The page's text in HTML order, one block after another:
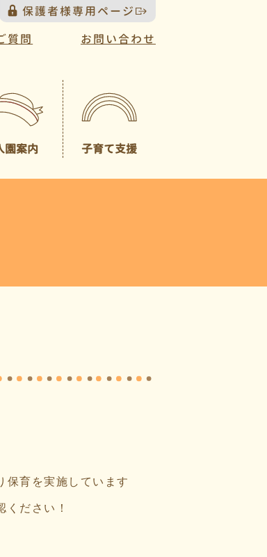
保護者様専用ページ
質問 お問い合わせ
園案内
について
子育て支援
（未就園児クラス）
一時預かり
保育を実施しています
ださい！